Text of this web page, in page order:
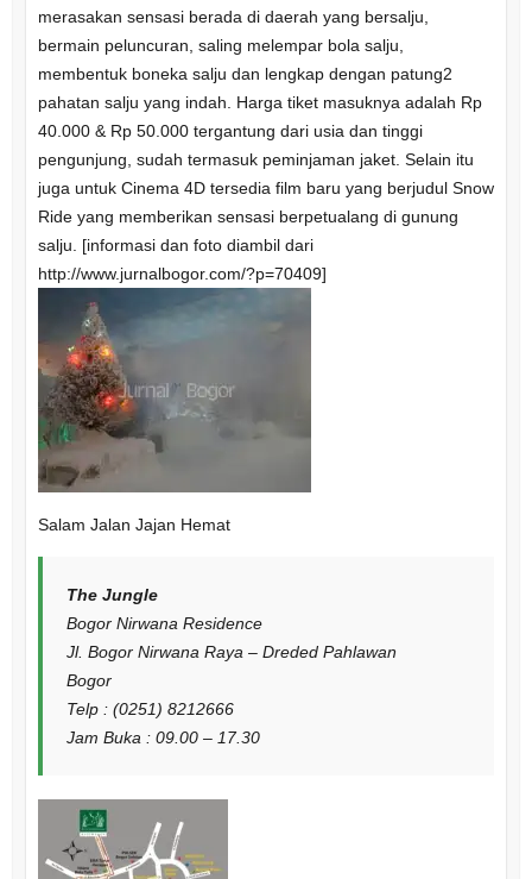
merasakan sensasi berada di daerah yang bersalju,
bermain peluncuran, saling melempar bola salju,
membentuk boneka salju dan lengkap dengan patung2
pahatan salju yang indah. Harga tiket masuknya adalah Rp
40.000 & Rp 50.000 tergantung dari usia dan tinggi
pengunjung, sudah termasuk peminjaman jaket. Selain itu
juga untuk Cinema 4D tersedia film baru yang berjudul Snow
Ride yang memberikan sensasi berpetualang di gunung
salju. [informasi dan foto diambil dari
http://www.jurnalbogor.com/?p=70409]
Salam Jalan Jajan Hemat
The Jungle
Bogor Nirwana Residence
Jl. Bogor Nirwana Raya – Dreded Pahlawan
Bogor
Telp : (0251) 8212666
Jam Buka : 09.00 – 17.30